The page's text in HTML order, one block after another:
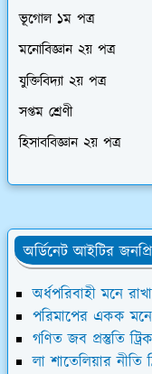
ভূগোল ১ম পত্র
মনোবিজ্ঞান ২য় পত্র
যুক্তিবিদ্যা ২য় পত্র
সপ্তম শ্রেণী
হিসাববিজ্ঞান ২য় পত্র
অর্ডিনেট আইটির
অর্ধপরিবাহী মনে
পরিমাপের একক
গণিত জব প্রস্তুতি
লা শাতেলিয়ার নীতি